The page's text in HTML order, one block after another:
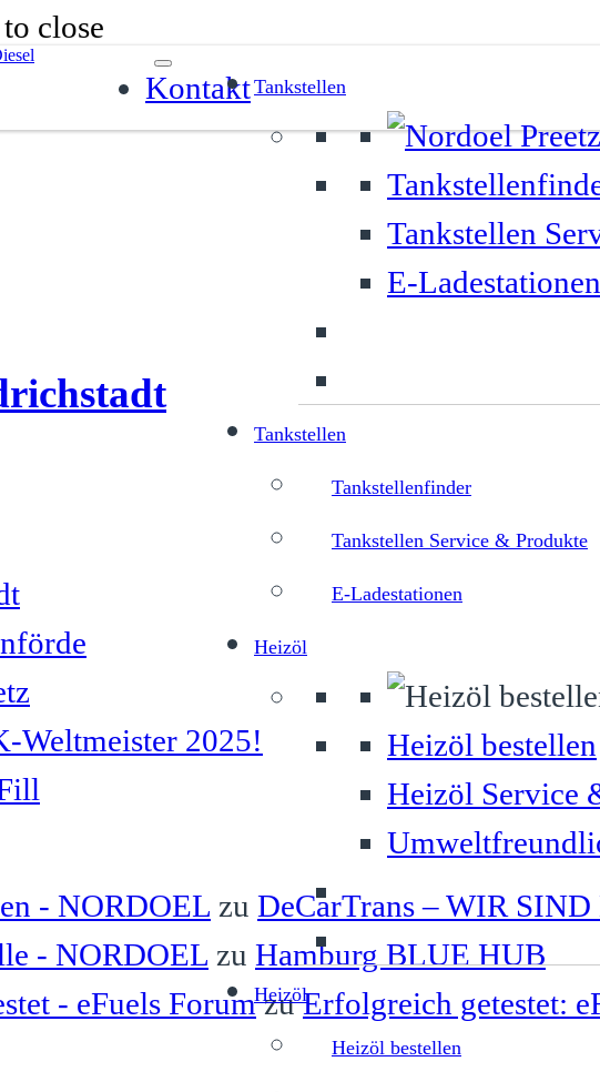
close
Tankstellen
Tankstellen
E-Ladestationen
Tankstellen
Tankstellenfinder
Tankstellen Service & Produkte
E-Ladestationen
Heizöl
Heizöl bestellen
Heizöl Service
Heizöl
Heizöl bestellen
Kontakt
Weltmeister 2025!
- NORDOEL zu DeCarTrans – WIR
- NORDOEL zu Hamburg BLUE HUB
- eFuels ForumzuErfolgreich getestet: